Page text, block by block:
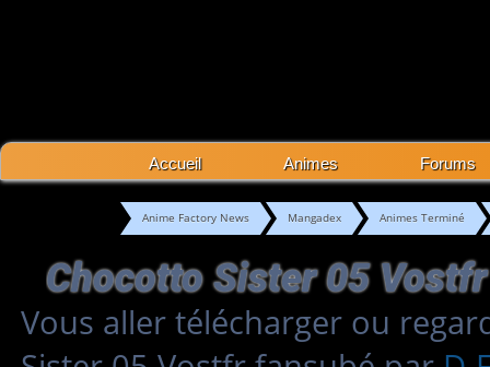
Accueil Animes Forums
Anime Factory News Mangadex Animes Terminé
Vous aller télécharger ou